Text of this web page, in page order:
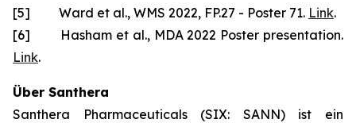
[5] Ward et al., WMS 2022, FP.27 - Poster 71. Link.
[6] Hasham et al., MDA 2022 Poster presentation.
Link.
Über Santhera
Santhera Pharmaceuticals (SIX: SANN) ist ein